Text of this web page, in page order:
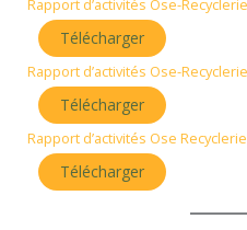
Rapport d’activités Ose-
Télécharger
Rapport d’activités Ose-
Télécharger
Rapport d’activités Ose
Télécharger